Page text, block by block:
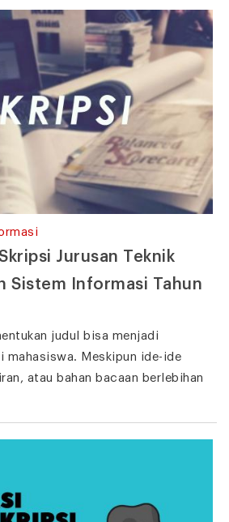
Jurusan Teknik
Sistem Informasi Tahun
judul bisa menjadi
mahasiswa. Meskipun ide-ide
atau bahan bacaan berlebihan